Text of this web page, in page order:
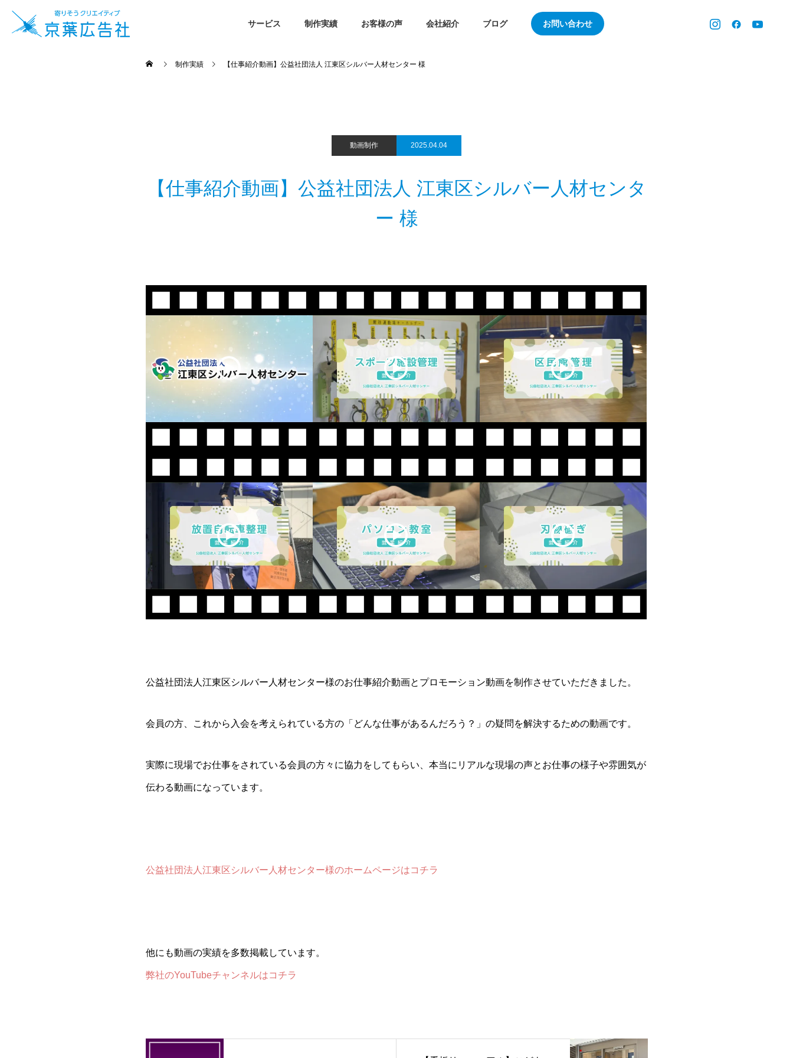
サービス 制作実績 お客様の声 会社紹介 ブログ お問い合わせ
制作実績 【仕事紹介動画】公益社団法人 江東区シルバー人材センター 様
動画制作 2025.04.04
【仕事紹介動画】公益社団法人 江東区シルバー人材センタ
ー 様
公益社団法人江東区シルバー人材センター様のお仕事紹介動画とプロモーション動画を制作させていただきました。
会員の方、これから入会を考えられている方の「どんな仕事があるんだろう？」の疑問を解決するための動画です。
実際に現場でお仕事をされている会員の方々に協力をしてもらい、本当にリアルな現場の声とお仕事の様子や雰囲気が
伝わる動画になっています。
公益社団法人江東区シルバー人材センター様のホームページはコチラ
他にも動画の実績を多数掲載しています。
弊社のYouTubeチャンネルはコチラ